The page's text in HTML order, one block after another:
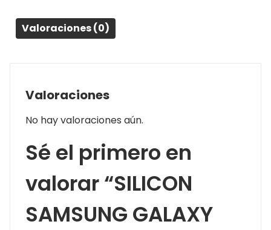
Valoraciones (0)
Valoraciones
No hay valoraciones aún.
Sé el primero en
valorar “SILICON
SAMSUNG GALAXY